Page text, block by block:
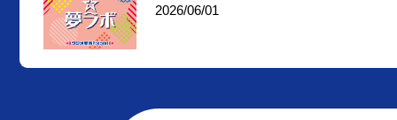
2026/06/01